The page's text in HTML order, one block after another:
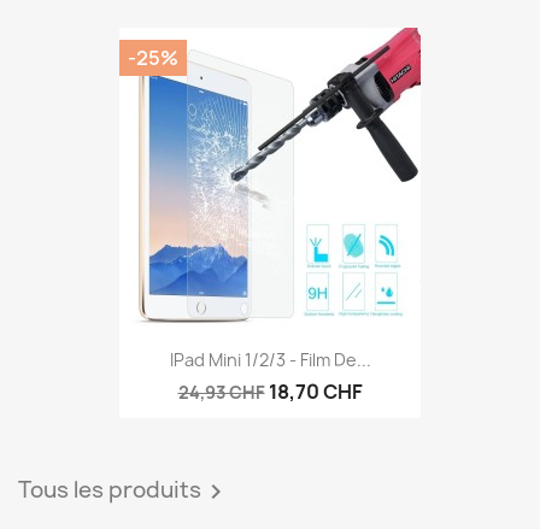
IPad Mini 1/2/3 - Film De...
24,93 CHF 18,70 CHF
-25%
Tous les produits 